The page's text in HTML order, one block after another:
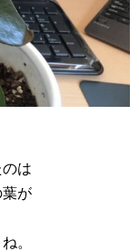
は
葉が
。